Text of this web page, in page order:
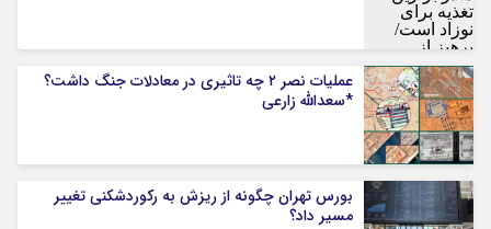
عملیات نصر ۲ چه تاثیری در معادلات جنگ داشت؟
*سعدالله زارعی
بورس تهران چگونه از ریزش به رکوردشکنی تغییر
مسیر داد؟